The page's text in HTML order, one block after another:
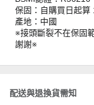
保固：自購買日起算
產地：中國
※接頭斷裂不在保固
謝謝※
配送與退換貨需知